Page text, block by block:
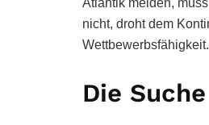
nicht, droht dem
Wettbewerbsfähigkeit.
Die